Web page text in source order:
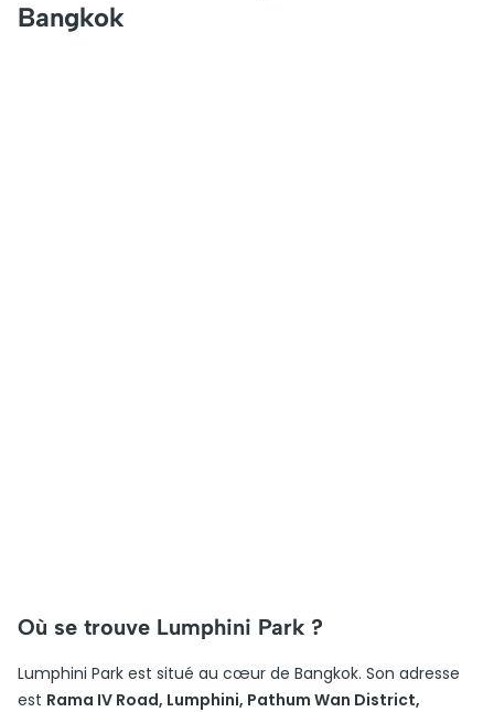
Bangkok
Où se trouve Lumphini Park ?
Lumphini Park est situé au cœur de Bangkok. Son adresse
est Rama IV Road, Lumphini, Pathum Wan District,